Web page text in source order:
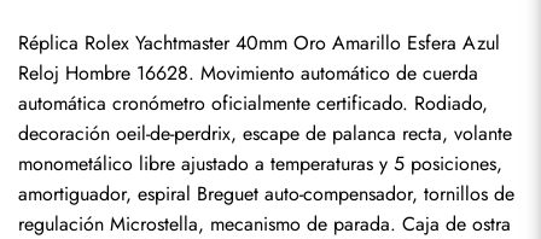
Réplica Rolex Yachtmaster 40mm Oro Amarillo Esfera Azul
Reloj Hombre 16628. Movimiento automático de cuerda
automática cronómetro oficialmente certificado. Rodiado,
decoración oeil-de-perdrix, escape de palanca recta, volante
monometálico libre ajustado a temperaturas y 5 posiciones,
amortiguador, espiral Breguet auto-compensador, tornillos de
regulación Microstella, mecanismo de parada. Caja de ostra